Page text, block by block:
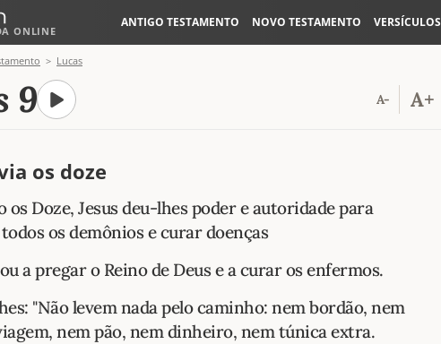
ONLINE
ANTIGO TESTAMENTO NOVO TESTAMENTO VERSÍCULOS
Lucas
9 A- A+
os doze
os Doze, Jesus deu-lhes poder e autoridade para
os demônios e curar doenças
a pregar o Reino de Deus e a curar os enfermos.
"Não levem nada pelo caminho: nem bordão, nem
nem pão, nem dinheiro, nem túnica extra.